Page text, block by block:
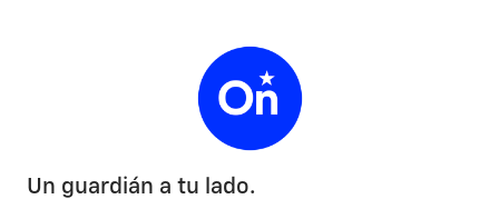
Un guardián a tu lado.